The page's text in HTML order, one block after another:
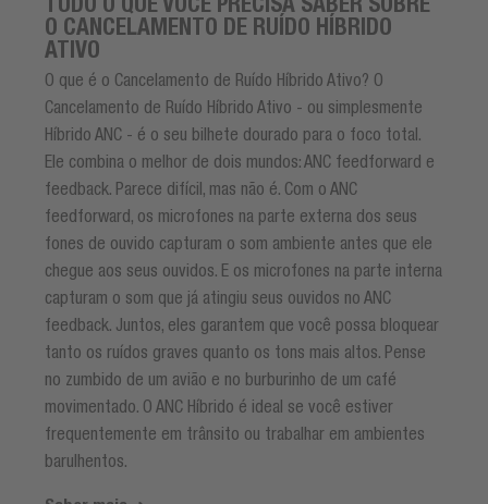
O CANCELAMENTO DE RUÍDO HÍBRIDO
ATIVO
O que é o Cancelamento de Ruído Híbrido Ativo? O
Cancelamento de Ruído Híbrido Ativo - ou simplesmente
Híbrido ANC - é o seu bilhete dourado para o foco total.
Ele combina o melhor de dois mundos: ANC feedforward e
feedback. Parece difícil, mas não é. Com o ANC
feedforward, os microfones na parte externa dos seus
fones de ouvido capturam o som ambiente antes que ele
chegue aos seus ouvidos. E os microfones na parte interna
capturam o som que já atingiu seus ouvidos no ANC
feedback. Juntos, eles garantem que você possa bloquear
tanto os ruídos graves quanto os tons mais altos. Pense
no zumbido de um avião e no burburinho de um café
movimentado. O ANC Híbrido é ideal se você estiver
frequentemente em trânsito ou trabalhar em ambientes
barulhentos.